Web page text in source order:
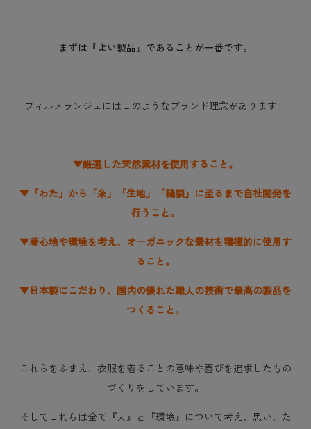
まずは『よい製品』であることが一番です。
フィルメランジェにはこのようなブランド理念があります。
▼厳選した天然素材を使用すること。
▼「わた」から「糸」「生地」「縫製」に至るまで自社開発を
行うこと。
▼着心地や環境を考え、オーガニックな素材を積極的に使用す
ること。
▼日本製にこだわり、国内の優れた職人の技術で最高の製品を
つくること。
これらをふまえ、衣服を着ることの意味や喜びを追求したもの
づくりをしています。
そしてこれらは全て『人』と『環境』について考え、思い、た